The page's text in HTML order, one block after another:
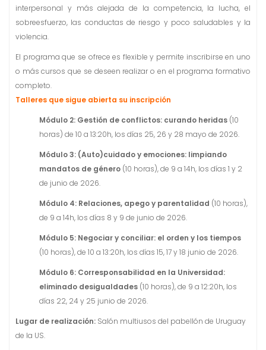
interpersonal y más alejada de la competencia, la lucha, el
sobreesfuerzo, las conductas de riesgo y poco saludables y la
violencia.
El programa que se ofrece es flexible y permite inscribirse en uno
o más cursos que se deseen realizar o en el programa formativo
completo.
Talleres que sigue abierta su inscripción
Módulo 2: Gestión de conflictos: curando heridas (10
horas) de 10 a 13:20h, los días 25, 26 y 28 mayo de 2026.
Módulo 3: (Auto)cuidado y emociones: limpiando
mandatos de género (10 horas), de 9 a 14h, los días 1 y 2
de junio de 2026.
Módulo 4: Relaciones, apego y parentalidad (10 horas),
de 9 a 14h, los días 8 y 9 de junio de 2026.
Módulo 5: Negociar y conciliar: el orden y los tiempos
(10 horas), de 10 a 13:20h, los días 15, 17 y 18 junio de 2026.
Módulo 6: Corresponsabilidad en la Universidad:
eliminado desigualdades (10 horas), de 9 a 12:20h, los
días 22, 24 y 25 junio de 2026.
Lugar de realización: Salón multiusos del pabellón de Uruguay
de la US.